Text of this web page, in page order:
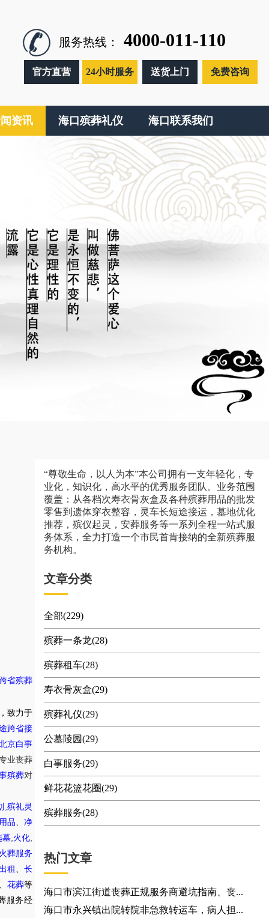
服务热线： 4000-011-110
官方直营 24小时服务 送货上门 免费咨询
资讯 海口殡葬礼仪 海口联系我们
省殡葬
，致力于
跨省接
京白事
业丧葬
殡葬对
殡礼灵
品 、净
墓, 火化
火葬服务
租 、长
花葬等
服务经
“尊敬生命，以人为本”本公司拥有一支年轻化，专
业化，知识化，高水平的优秀服务团队。业务范围
覆盖：从各档次寿衣骨灰盒及各种殡葬用品的批发
零售到遗体穿衣整容，灵车长短途接运，墓地优化
推荐，殡仪起灵，安葬服务等一系列全程一站式服
务体系，全力打造一个市民首肯接纳的全新殡葬服
务机构。
文章分类
全部(229)
殡葬一条龙(28)
殡葬租车(28)
寿衣骨灰盒(29)
殡葬礼仪(29)
公墓陵园(29)
白事服务(29)
鲜花花篮花圈(29)
殡葬服务(28)
热门文章
海口市滨江街道丧葬正规服务商避坑指南、丧...
海口市永兴镇出院转院非急救转运车，病人担...